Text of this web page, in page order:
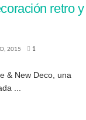
retro y
2015 1
& New Deco, una
...